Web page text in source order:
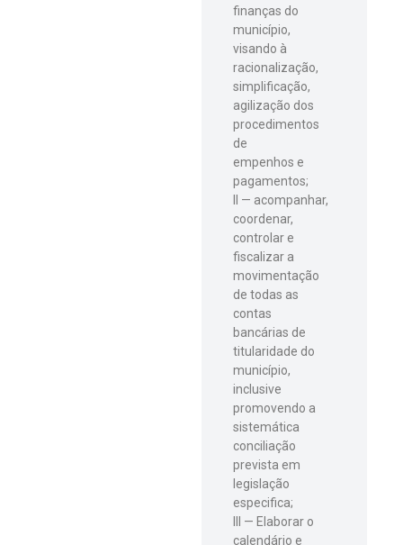
finanças do
município,
visando à
racionalização,
simplificação,
agilização dos
procedimentos
de
empenhos e
pagamentos;
II — acompanhar,
coordenar,
controlar e
fiscalizar a
movimentação
de todas as
contas
bancárias de
titularidade do
município,
inclusive
promovendo a
sistemática
conciliação
prevista em
legislação
especifica;
III — Elaborar o
calendário e